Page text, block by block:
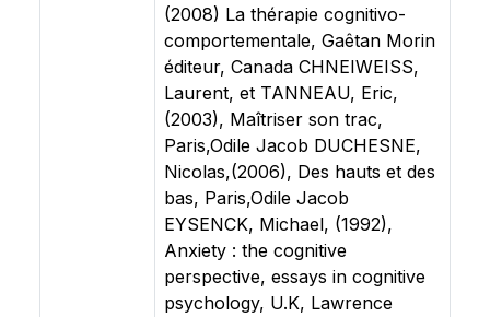
(2008) La thérapie cognitivo-
comportementale, Gaêtan Morin
éditeur, Canada CHNEIWEISS,
Laurent, et TANNEAU, Eric,
(2003), Maîtriser son trac,
Paris,Odile Jacob DUCHESNE,
Nicolas,(2006), Des hauts et des
bas, Paris,Odile Jacob
EYSENCK, Michael, (1992),
Anxiety : the cognitive
perspective, essays in cognitive
psychology, U.K, Lawrence